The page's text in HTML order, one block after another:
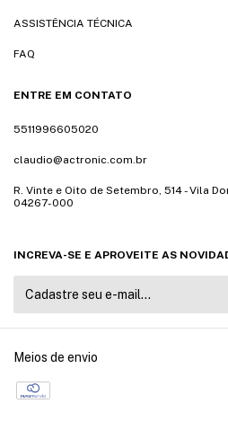
ASSISTÊNCIA TÉCNICA
FAQ
ENTRE EM CONTATO
5511996605020
claudio@actronic.com.br
R. Vinte e Oito de Setembro, 514 - Vila
04267-000
INCREVA-SE E APROVEITE AS
Meios de envio